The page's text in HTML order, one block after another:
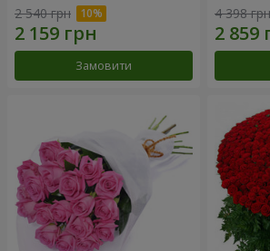
2 540 грн
Замовити
4 398 грн